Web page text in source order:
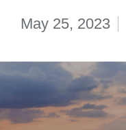
May 25, 2023